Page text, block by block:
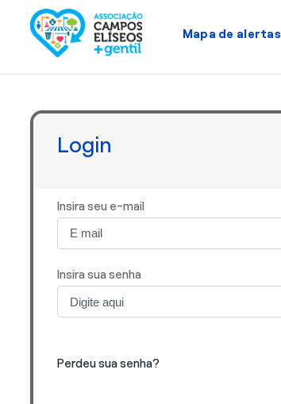
Mapa de alertas
Login
Insira seu e-mail
Insira sua senha
Perdeu sua senha?